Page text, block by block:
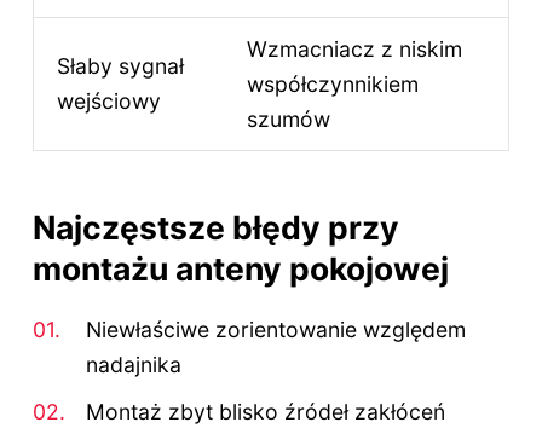
Słaby sygnał
wejściowy
Wzmacniacz z niskim
współczynnikiem
szumów
Najczęstsze błędy przy
montażu anteny pokojowej
Niewłaściwe zorientowanie względem
nadajnika
Montaż zbyt blisko źródeł zakłóceń